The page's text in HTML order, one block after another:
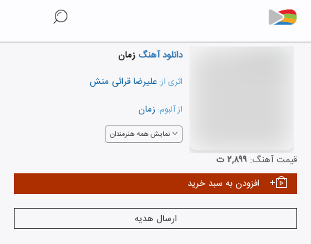
دانلود آهنگ زمان
اثری از: علیرضا قرائی منش
از آلبوم: زمان
نمایش همه هنرمندان
قیمت آهنگ: ۲,۸۹۹ ت
افزودن به سبد خرید
ارسال هدیه